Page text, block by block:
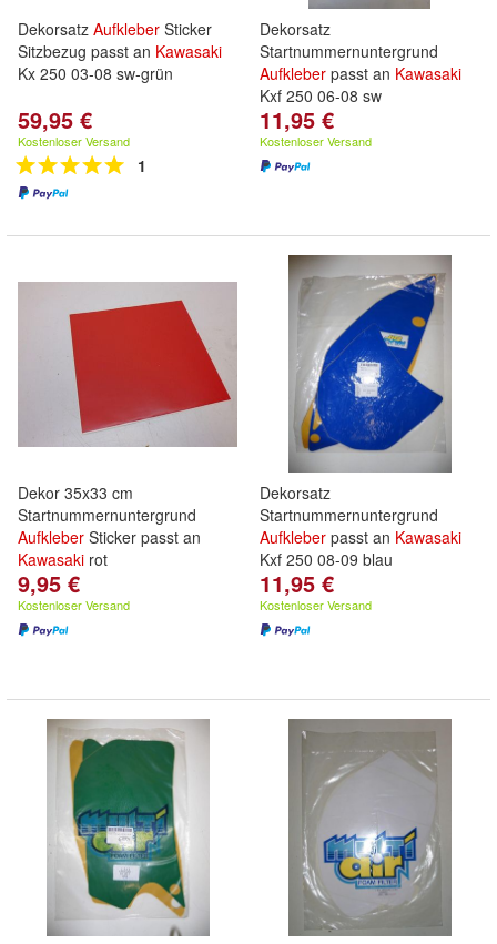
Dekorsatz Aufkleber Sticker
Sitzbezug passt an Kawasaki
Kx 250 03-08 sw-grün
59,95 €
Kostenloser Versand
1
Dekorsatz
Startnummernuntergrund
Aufkleber passt an Kawasaki
Kxf 250 06-08 sw
11,95 €
Kostenloser Versand
Dekor 35x33 cm
Startnummernuntergrund
Aufkleber Sticker passt an
Kawasaki rot
9,95 €
Kostenloser Versand
Dekorsatz
Startnummernuntergrund
Aufkleber passt an Kawasaki
Kxf 250 08-09 blau
11,95 €
Kostenloser Versand